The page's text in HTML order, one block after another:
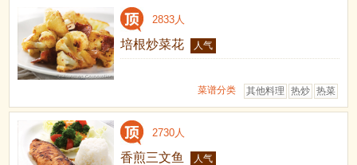
2833人
培根炒菜花 人气
热菜
热炒
其他料理
菜谱分类
2730人
香煎三文鱼 人气